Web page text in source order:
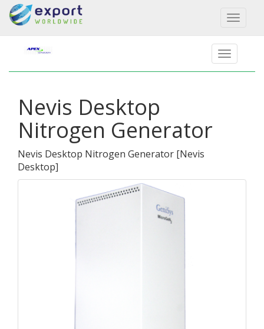
Toggle
Nevis Desktop
Nitrogen Generator
Nevis Desktop Nitrogen Generator [Nevis
Desktop]